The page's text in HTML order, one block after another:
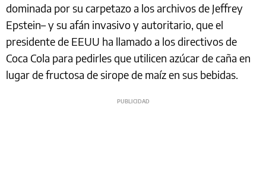
dominada por su carpetazo a los archivos de Jeffrey
Epstein– y su afán invasivo y autoritario, que el
presidente de EEUU ha llamado a los directivos de
Coca Cola para pedirles que utilicen azúcar de caña en
lugar de fructosa de sirope de maíz en sus bebidas.